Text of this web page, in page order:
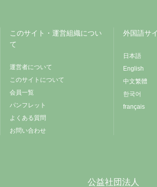
このサイト・運営組織につい
て
運営者について
このサイトについて
会員一覧
パンフレット
よくある質問
お問い合わせ
外国語サ
日本語
English
中文繁體
한국어
français
公益社団法人